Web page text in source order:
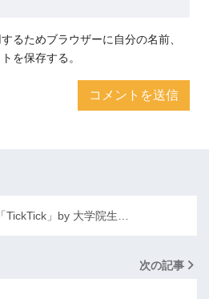
るためブラウザーに自分の名前、
を保存する。
TickTick」by 大学院生…
次の記事